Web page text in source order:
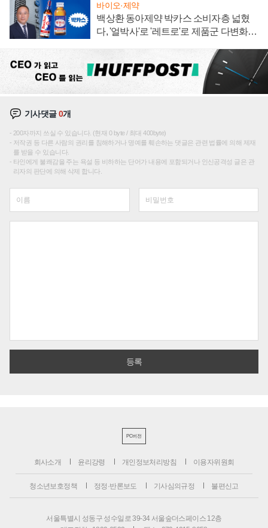
바이오·제약
백상환 동아제약 박카스 소비자층 넓혔
다, '얼박사'로 '레트로'로 제품군 다변화
기사댓글0개
200자까지 쓰실 수 있습니다. (현재 0 byte / 최대 400byte)
저작권 등 다른 사람의 권리를 침해하거나 명예를 훼손하는 댓글은 관련 법률에 의해 제재
를 받을 수 있습니다.
타인에게 불쾌감을 주는 욕설 등 비하하는 단어가 내용에 포함되거나 인신공격성 글은 관
리자의 판단에 의해 삭제 합니다.
PC버전
회사소개 윤리강령 개인정보처리방침 이용자위원회
청소년보호정책 정정·반론보도 기사심의규정 불편신고
서울특별시 성동구 성수일로 39-34 서울숲더스페이스 12층